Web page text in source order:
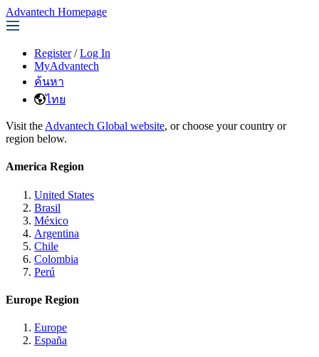
Advantech Homepage
Register / Log In
MyAdvantech
ค้นหา
ไทย
Visit the Advantech Global website, or choose your country or
region below.
America Region
United States
Brasil
México
Argentina
Chile
Colombia
Perú
Europe Region
Europe
España